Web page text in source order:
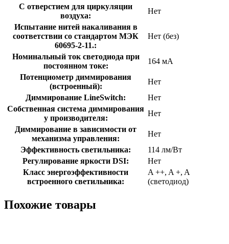
С отверстием для циркуляции
воздуха:
Нет
Испытание нитей накаливания в
соответствии со стандартом МЭК
60695-2-11.:
Нет (без)
Номинальный ток светодиода при
постоянном токе:
164 мА
Потенциометр диммирования
(встроенный):
Нет
Диммирование LineSwitch:
Нет
Собственная система диммирования
у производителя:
Нет
Диммирование в зависимости от
механизма управления:
Нет
Эффективность светильника:
114 лм/Вт
Регулирование яркости DSI:
Нет
Класс энергоэффективности
встроенного светильника:
A ++, A +, A
(светодиод)
Похожие товары